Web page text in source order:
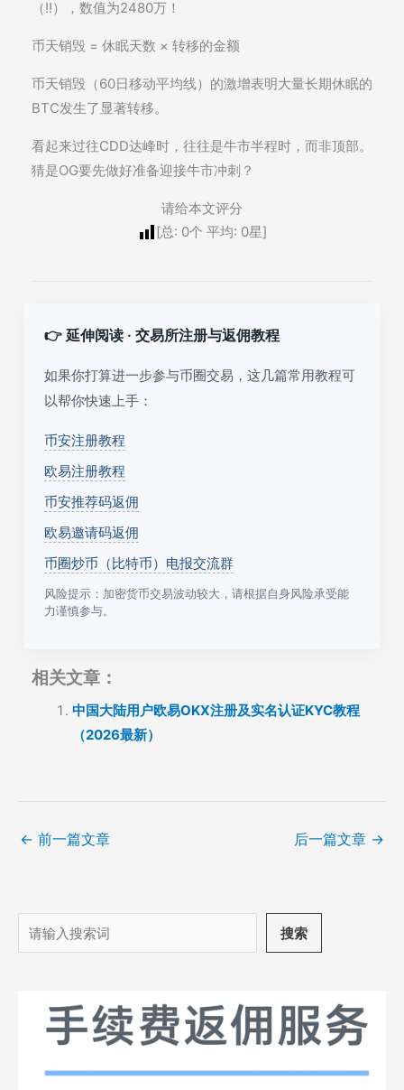
（!!），数值为2480万！
币天销毁 = 休眠天数 × 转移的金额
币天销毁（60日移动平均线）的激增表明大量长期休眠的
BTC发生了显著转移。
看起来过往CDD达峰时，往往是牛市半程时，而非顶部。
猜是OG要先做好准备迎接牛市冲刺？
请给本文评分
[总: 0个 平均: 0星]
👉 延伸阅读 · 交易所注册与返佣教程
如果你打算进一步参与币圈交易，这几篇常用教程可
以帮你快速上手：
币安注册教程
欧易注册教程
币安推荐码返佣
欧易邀请码返佣
币圈炒币（比特币）电报交流群
风险提示：加密货币交易波动较大，请根据自身风险承受能
力谨慎参与。
相关文章：
中国大陆用户欧易OKX注册及实名认证KYC教程
（2026最新）
← 前一篇文章 后一篇文章 →
搜
索
搜索